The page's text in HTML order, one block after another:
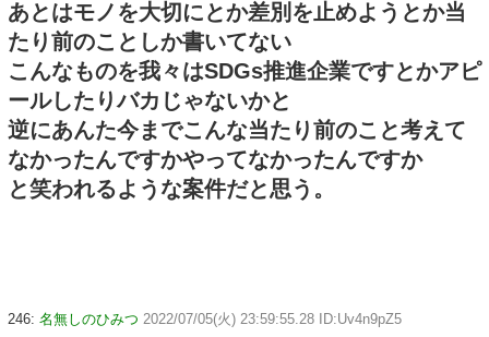
あとはモノを大切にとか差別を止めようとか当
たり前のことしか書いてない
こんなものを我々はSDGs推進企業ですとかアピ
ールしたりバカじゃないかと
逆にあんた今までこんな当たり前のこと考えて
なかったんですかやってなかったんですか
と笑われるような案件だと思う。
246: 名無しのひみつ 2022/07/05(火) 23:59:55.28 ID:Uv4n9pZ5